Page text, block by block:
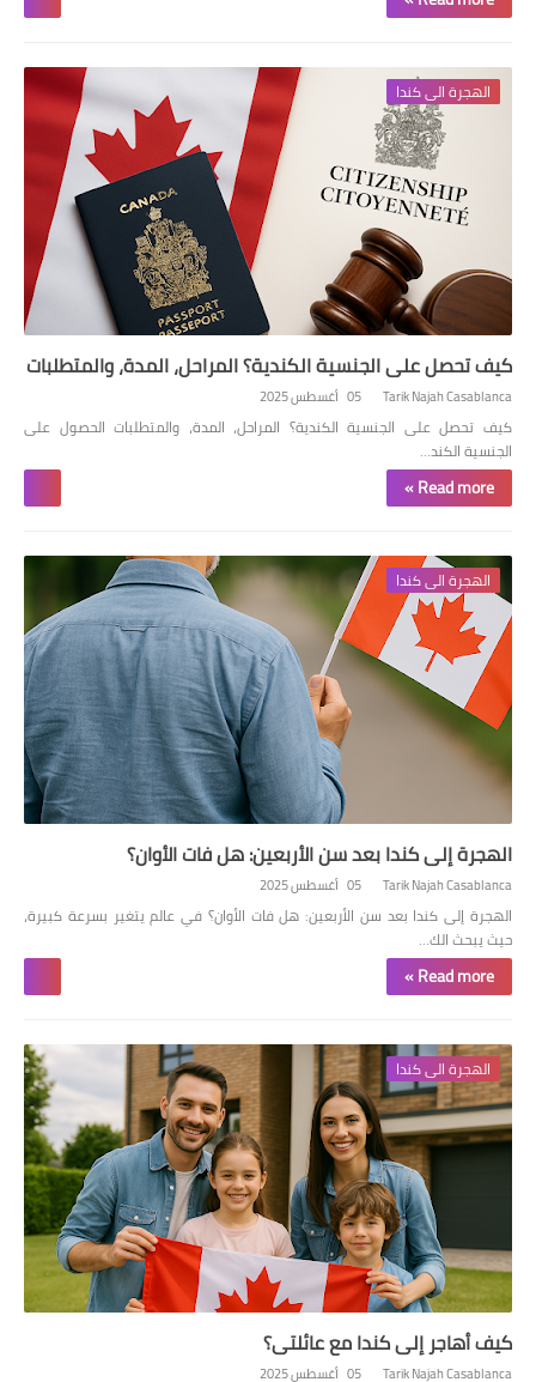
الهجرة الى كندا
كيف تحصل على الجنسية الكندية؟ المراحل، المدة، والمتطلبات
Tarik Najah Casablanca 05 أغسطس 2025
كيف تحصل على الجنسية الكندية؟ المراحل، المدة، والمتطلبات الحصول على
الجنسية الكند…
Read more »
الهجرة الى كندا
الهجرة إلى كندا بعد سن الأربعين: هل فات الأوان؟
Tarik Najah Casablanca 05 أغسطس 2025
الهجرة إلى كندا بعد سن الأربعين: هل فات الأوان؟ في عالم يتغير بسرعة كبيرة،
حيث يبحث الك…
Read more »
الهجرة الى كندا
كيف أهاجر إلى كندا مع عائلتي؟
Tarik Najah Casablanca 05 أغسطس 2025